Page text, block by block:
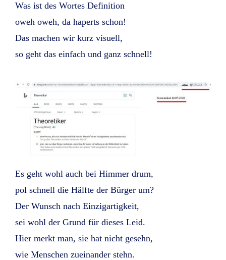
Was ist des Wortes Definition
oweh oweh, da haperts schon!
Das machen wir kurz visuell,
so geht das einfach und ganz schnell!
Es geht wohl auch bei Himmer drum,
pol schnell die Hälfte der Bürger um?
Der Wunsch nach Einzigartigkeit,
sei wohl der Grund für dieses Leid.
Hier merkt man, sie hat nicht gesehn,
wie Menschen zueinander stehn.